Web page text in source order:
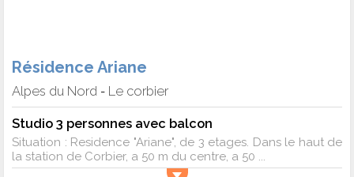
Résidence Ariane
Alpes du Nord - Le corbier
Studio 3 personnes avec balcon
Situation : Residence "Ariane", de 3 etages. Dans le haut de
la station de Corbier, a 50 m du centre, a 50 ...